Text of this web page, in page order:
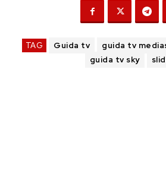
TAG Guida tv guida tv
guida tv sky